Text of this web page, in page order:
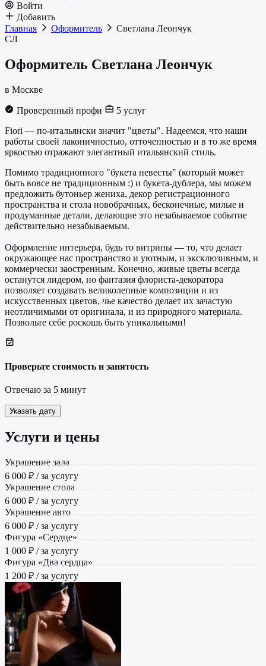
Войти
Добавить
Главная
Оформитель
Светлана Леончук
СЛ
Оформитель Светлана Леончук
в Москве
Проверенный профи
5 услуг
Fiori — по-итальянски значит "цветы". Надеемся, что наши
работы своей лаконичностью, отточенностью и в то же время
яркостью отражают элегантный итальянский стиль.
Помимо традиционного "букета невесты" (который может
быть вовсе не традиционным :) и букета-дублера, мы можем
предложить бутоньер жениха, декор регистрационного
пространства и стола новобрачных, бесконечные, милые и
продуманные детали, делающие это незабываемое событие
действительно незабываемым.
Оформление интерьера, будь то витрины — то, что делает
окружающее нас пространство и уютным, и эксклюзивным, и
коммерчески заостренным. Конечно, живые цветы всегда
останутся лидером, но фантазия флориста-декоратора
позволяет создавать великолепные композиции и из
искусственных цветов, чье качество делает их зачастую
неотличимыми от оригинала, и из природного материала.
Позвольте себе роскошь быть уникальными!
Проверьте стоимость и занятость
Отвечаю за 5 минут
Указать дату
Услуги и цены
Украшение зала
6 000 ₽ / за услугу
Украшение стола
6 000 ₽ / за услугу
Украшение авто
6 000 ₽ / за услугу
Фигура «Сердце»
1 000 ₽ / за услугу
Фигура «Два сердца»
1 200 ₽ / за услугу